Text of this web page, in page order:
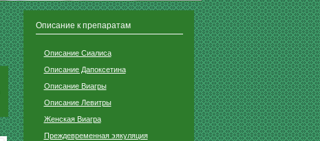
Описание к препаратам
Описание Сиалиса
Описание Дапоксетина
Описание Виагры
Описание Левитры
Женская Виагра
Преждевременная эякуляция